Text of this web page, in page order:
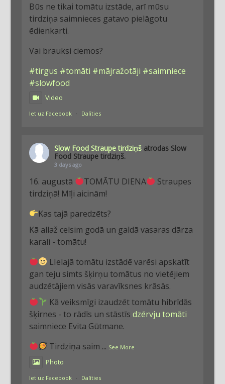
Būs ne tikai tomātu izstāde, arī mūsu
tirdziņa saimnieces gatavo pielāgotu
ēdienkarti.
Vai brauksi ciemos?
#tirgus #tomāti #mājražotāji #saimniece
#slowfood
Video
Iet uz Facebook · Dalīties
Slow Food Straupe tirdziņš atrodas Slow
Food Straupe tirdziņš.
3 days ago
16. augustā TOMĀTU DIENA
Straupes
tirdziņā! Mīļi aicinām!
Kas tajā paredzēts?
Kā allaž celsim godā un galdā vasaras dārza
karali - tomātu!
LIelajā tomātu izstādē varēsi apskatīt
gan teju simts šķirņu tomātus no vietējiem
audzētājiem visās varavīksnes krāsās.
Kā veiksmīgi izaudzēt tomātu hibrīdās
šķirnes - to rādīs un stāstīs dzērvju tomāti
saimniece Evita Gūtmane.
Tirdziņa saim ... See More
Photo
Iet uz Facebook · Dalīties